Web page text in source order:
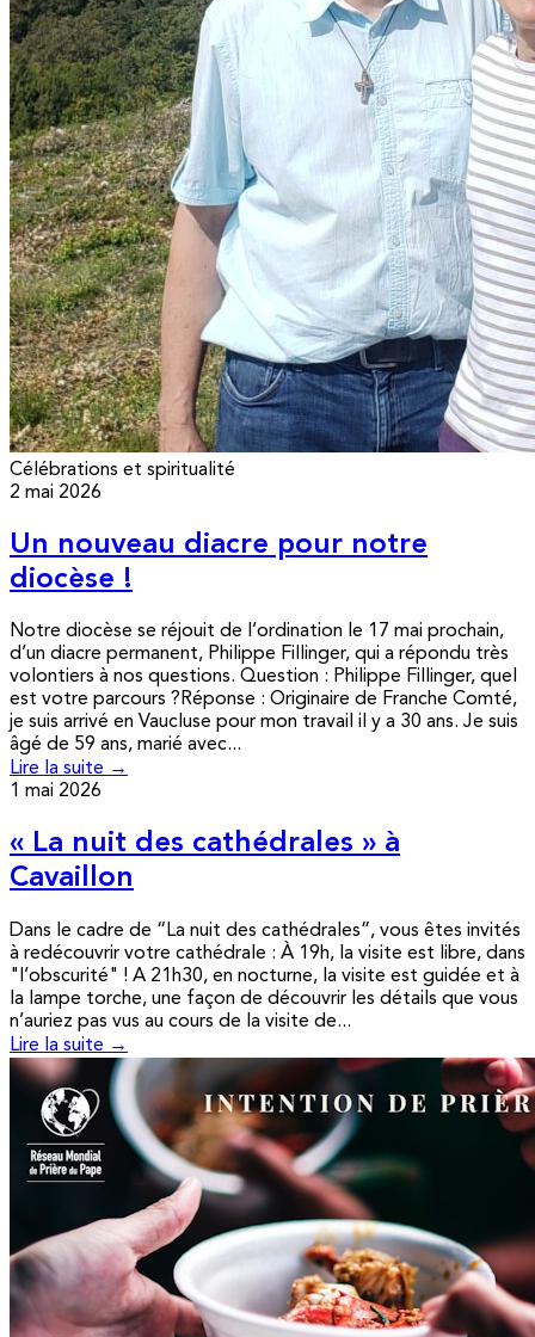
Célébrations et spiritualité
2 mai 2026
Un nouveau diacre pour notre
diocèse !
Notre diocèse se réjouit de l’ordination le 17 mai prochain,
d’un diacre permanent, Philippe Fillinger, qui a répondu très
volontiers à nos questions. Question : Philippe Fillinger, quel
est votre parcours ?Réponse : Originaire de Franche Comté,
je suis arrivé en Vaucluse pour mon travail il y a 30 ans. Je suis
âgé de 59 ans, marié avec...
Lire la suite →
1 mai 2026
« La nuit des cathédrales » à
Cavaillon
Dans le cadre de “La nuit des cathédrales”, vous êtes invités
à redécouvrir votre cathédrale : À 19h, la visite est libre, dans
"l’obscurité" ! A 21h30, en nocturne, la visite est guidée et à
la lampe torche, une façon de découvrir les détails que vous
n’auriez pas vus au cours de la visite de...
Lire la suite →